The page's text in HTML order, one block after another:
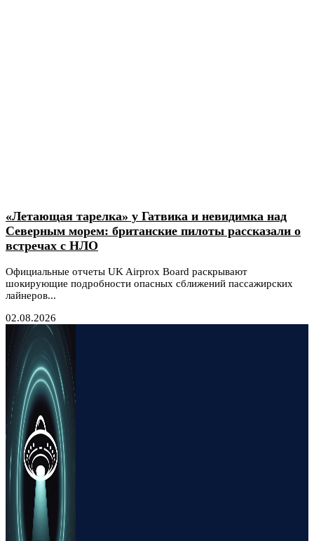
«Летающая тарелка» у Гатвика и невидимка над
Северным морем: британские пилоты рассказали о
встречах с НЛО
Официальные отчеты UK Airprox Board раскрывают
шокирующие подробности опасных сближений пассажирских
лайнеров...
02.08.2026